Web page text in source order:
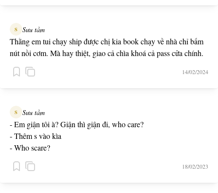
S Sưu tầm
Thằng em tui chạy ship được chị kia book chạy về nhà chỉ bấm
nút nồi cơm. Mà hay thiệt, giao cả chìa khoá cả pass cửa chính.
14/02/2024
S Sưu tầm
- Em giận tôi à? Giận thì giận đi, who care?
- Thêm s vào kìa
- Who scare?
18/02/2023